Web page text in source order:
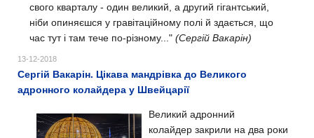
свого кварталу - один великий, а другий гігантський,
ніби опиняєшся у гравітаційному полі й здається, що
час тут і там тече по-різному..." (Сергій Вакарін)
13-12-2018
Сергій Вакарін. Цікава мандрівка до Великого
адронного колайдера у Швейцарії
Великий адронний
колайдер закрили на два роки